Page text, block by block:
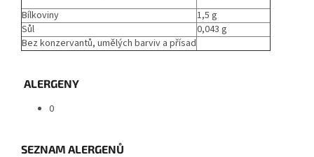
Bílkoviny
1,5 g
Sůl
0,043 g
Bez konzervantů, umělých barviv a přísad
ALERGENY
0
SEZNAM ALERGENŮ